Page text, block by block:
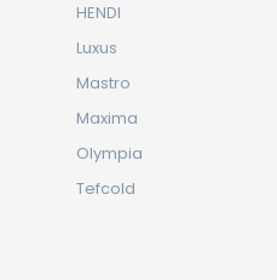
HENDI
Luxus
Mastro
Maxima
Olympia
Tefcold